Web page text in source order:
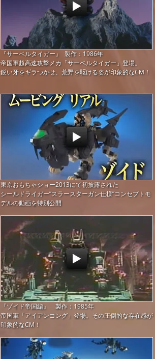
『サーベルタイガー』 製作：1986年
帝国軍超高速攻撃メカ「サーベルタイガー」登場。
鋭い牙をギラつかせ、荒野を駆ける姿が印象的なCM！
東京おもちゃショー2013にて初披露された
シールドライガー”スラースターガン仕様”コンセプトモ
デルの動画を特別公開
『ゾイド帝国編』 製作：1985年
帝国軍「アイアンコング」登場。その圧倒的な存在感が
印象的なCM！